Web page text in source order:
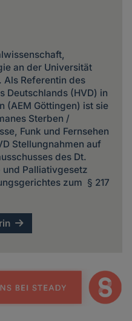
an der Universität
Als Referentin des
Deutschlands (HVD) in
(AEM Göttingen) ist sie
Sterben /
Funk und Fernsehen
Stellungnahmen auf
des Dt.
Palliativgesetz
zum § 217